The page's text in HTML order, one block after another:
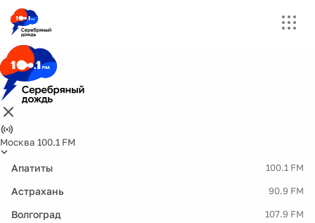
Москва 100.1 FM
Апатиты 100.1 FM
Астрахань 90.9 FM
Волгоград 107.9 FM